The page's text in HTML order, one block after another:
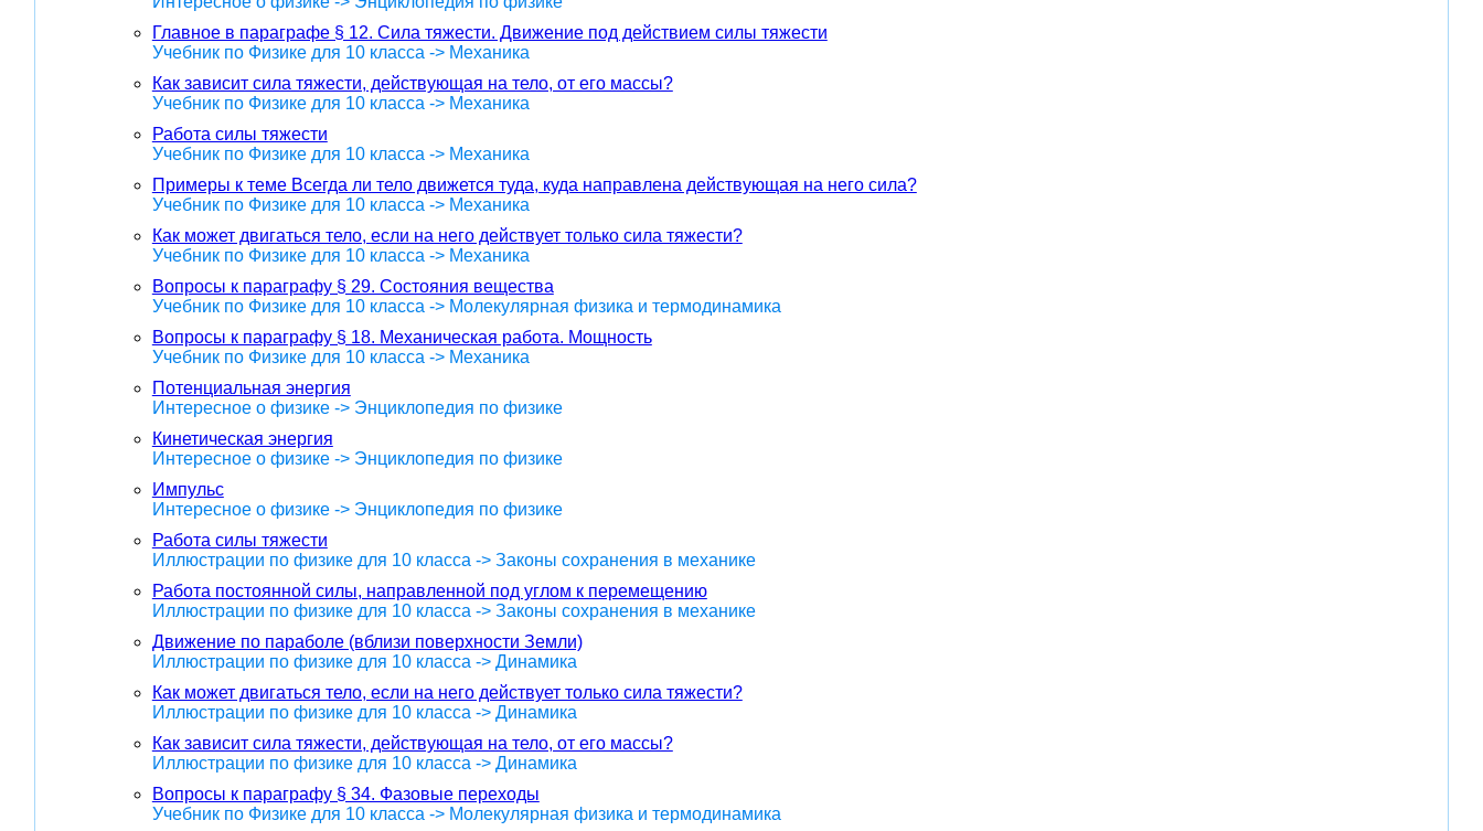
Главное в параграфе § 12. Сила тяжести. Движение под действием силы тяжести
Учебник по Физике для 10 класса -> Механика
Как зависит сила тяжести, действующая на тело, от его массы?
Учебник по Физике для 10 класса -> Механика
Работа силы тяжести
Учебник по Физике для 10 класса -> Механика
Примеры к теме Всегда ли тело движется туда, куда направлена действующая на него сила?
Учебник по Физике для 10 класса -> Механика
Как может двигаться тело, если на него действует только сила тяжести?
Учебник по Физике для 10 класса -> Механика
Вопросы к параграфу § 29. Состояния вещества
Учебник по Физике для 10 класса -> Молекулярная физика и термодинамика
Вопросы к параграфу § 18. Механическая работа. Мощность
Учебник по Физике для 10 класса -> Механика
Потенциальная энергия
Интересное о физике -> Энциклопедия по физике
Кинетическая энергия
Интересное о физике -> Энциклопедия по физике
Импульс
Интересное о физике -> Энциклопедия по физике
Работа силы тяжести
Иллюстрации по физике для 10 класса -> Законы сохранения в механике
Работа постоянной силы, направленной под углом к перемещению
Иллюстрации по физике для 10 класса -> Законы сохранения в механике
Движение по параболе (вблизи поверхности Земли)
Иллюстрации по физике для 10 класса -> Динамика
Как может двигаться тело, если на него действует только сила тяжести?
Иллюстрации по физике для 10 класса -> Динамика
Как зависит сила тяжести, действующая на тело, от его массы?
Иллюстрации по физике для 10 класса -> Динамика
Вопросы к параграфу § 34. Фазовые переходы
Учебник по Физике для 10 класса -> Молекулярная физика и термодинамика